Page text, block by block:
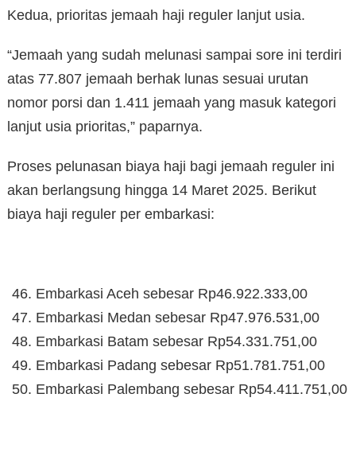
Kedua, prioritas jemaah haji reguler lanjut usia.
“Jemaah yang sudah melunasi sampai sore ini terdiri
atas 77.807 jemaah berhak lunas sesuai urutan
nomor porsi dan 1.411 jemaah yang masuk kategori
lanjut usia prioritas,” paparnya.
Proses pelunasan biaya haji bagi jemaah reguler ini
akan berlangsung hingga 14 Maret 2025. Berikut
biaya haji reguler per embarkasi:
Embarkasi Aceh sebesar Rp46.922.333,00
Embarkasi Medan sebesar Rp47.976.531,00
Embarkasi Batam sebesar Rp54.331.751,00
Embarkasi Padang sebesar Rp51.781.751,00
Embarkasi Palembang sebesar Rp54.411.751,00